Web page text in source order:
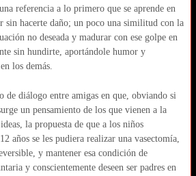
referencia a lo primero que se aprende en
sin hacerte daño; un poco una similitud con la
no deseada y madurar con ese golpe en
sin hundirte, aportándole humor y
los demás.
de diálogo entre amigas en que, obviando si
un pensamiento de los que vienen a la
la propuesta de que a los niños
años se les pudiera realizar una vasectomía,
y mantener esa condición de
y conscientemente deseen ser padres en